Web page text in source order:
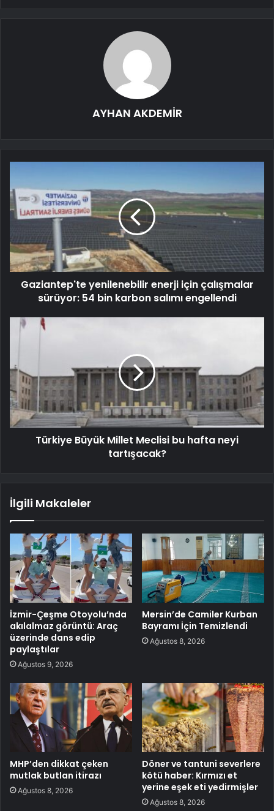
AYHAN AKDEMİR
Gaziantep'te yenilenebilir enerji için çalışmalar
sürüyor: 54 bin karbon salımı engellendi
Türkiye Büyük Millet Meclisi bu hafta neyi
tartışacak?
İlgili Makaleler
İzmir-Çeşme Otoyolu’nda
akılalmaz görüntü: Araç
üzerinde dans edip
paylaştılar
Ağustos 9, 2026
Mersin’de Camiler Kurban
Bayramı İçin Temizlendi
Ağustos 8, 2026
MHP’den dikkat çeken
mutlak butlan itirazı
Ağustos 8, 2026
Döner ve tantuni severlere
kötü haber: Kırmızı et
yerine eşek eti yedirmişler
Ağustos 8, 2026